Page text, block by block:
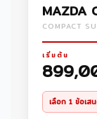
MAZDA
COMPACT
เริ่มต้น
เลือก 1 ข้อเส